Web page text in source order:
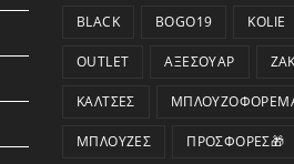
BLACK BOGO19 KOLIE
OUTLET ΑΞΕΣΟΥΆΡ
ΚΆΛΤΣΕΣ
ΜΠΛΟΎΖΕΣ ΠΡΟΣΦΟΡΕΣ🎁